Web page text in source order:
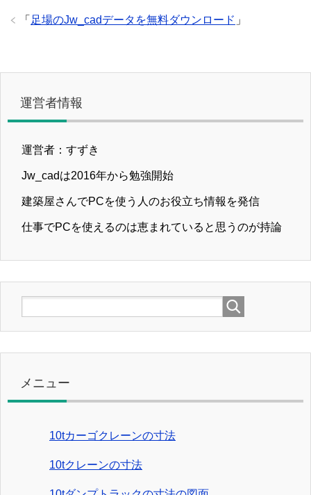
「 足場のJw_cadデータを無料ダウンロード 」
運営者情報
運営者：すずき
Jw_cadは2016年から勉強開始
建築屋さんでPCを使う人のお役立ち情報を発信
仕事でPCを使えるのは恵まれていると思うのが持論
メニュー
10tカーゴクレーンの寸法
10tクレーンの寸法